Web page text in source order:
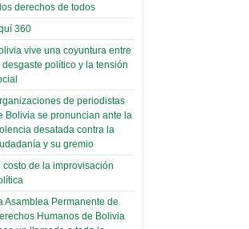
derechos de todos
360
vive una coyuntura entre
desgaste político y la tensión
de periodistas
Bolivia se pronuncian ante la
desatada contra la
y su gremio
costo de la improvisación
Asamblea Permanente de
Humanos de Bolivia